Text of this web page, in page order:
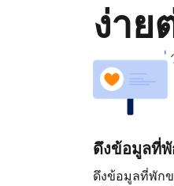
ง่าย
ดึงข้อมูลที่
ดึงข้อมูลที่พักข